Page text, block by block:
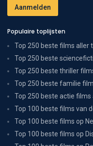
Populaire toplijsten
Top 250 beste films aller
Top 250 beste
Top 250 beste thriller
Top 250 beste familie
Top 250 beste actie films
Top 100 beste films van
Top 100 beste films op
Top 100 beste films op